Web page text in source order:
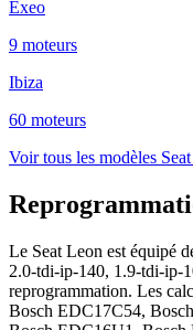
Exeo
9 moteurs
Ibiza
60 moteurs
Voir tous les modèles Seat
Le Seat Leon est équipé
2.0-tdi-ip-140, 1.9-tdi-ip-
reprogrammation. Les
Bosch EDC17C54,